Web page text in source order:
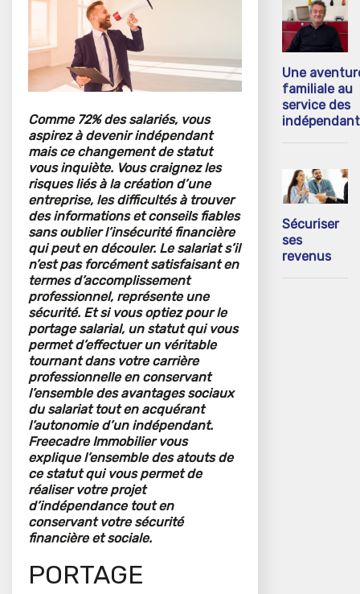
Comme 72% des salariés, vous
aspirez à devenir indépendant
mais ce changement de statut
vous inquiète. Vous craignez les
risques liés à la création d’une
entreprise, les difficultés à trouver
des informations et conseils fiables
sans oublier l’insécurité financière
qui peut en découler. Le salariat s’il
n’est pas forcément satisfaisant en
termes d’accomplissement
professionnel, représente une
sécurité. Et si vous optiez pour le
portage salarial, un statut qui vous
permet d’effectuer un véritable
tournant dans votre carrière
professionnelle en conservant
l’ensemble des avantages sociaux
du salariat tout en acquérant
l’autonomie d’un indépendant.
Freecadre Immobilier vous
explique l’ensemble des atouts de
ce statut qui vous permet de
réaliser votre projet
d’indépendance tout en
conservant votre sécurité
financière et sociale.
PORTAGE
Une
familiale au
service des
Sécuriser
ses
revenus